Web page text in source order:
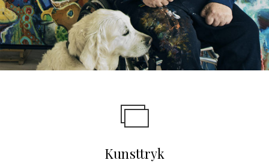
Kunsttryk